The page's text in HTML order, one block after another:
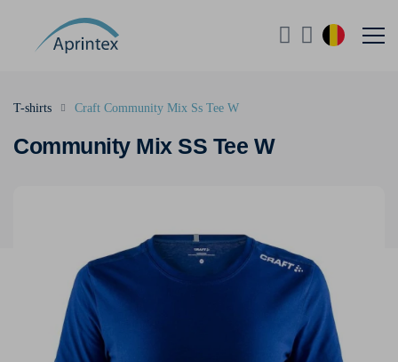
Community Mix SS Tee W
T-shirts Craft Community Mix Ss Tee W